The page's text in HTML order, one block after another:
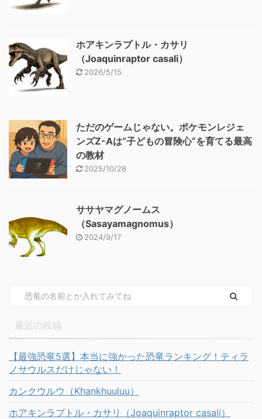
ホアキンラプトル・カサリ
（Joaquinraptor casali）
2026/5/15
ただのゲームじゃない。ポケモンレジェ
ンズZ-Aは“子どもの冒険心”を育てる最高
の教材
2025/10/28
ササヤマグノームス
（Sasayamagnomus）
2024/9/17
【最強恐竜5選】本当に強かった恐竜ランキング！ティラ
ノサウルスだけじゃない！
カンクウルウ（Khankhuuluu）
ホアキンラプトル・カサリ（Joaquinraptor casali）